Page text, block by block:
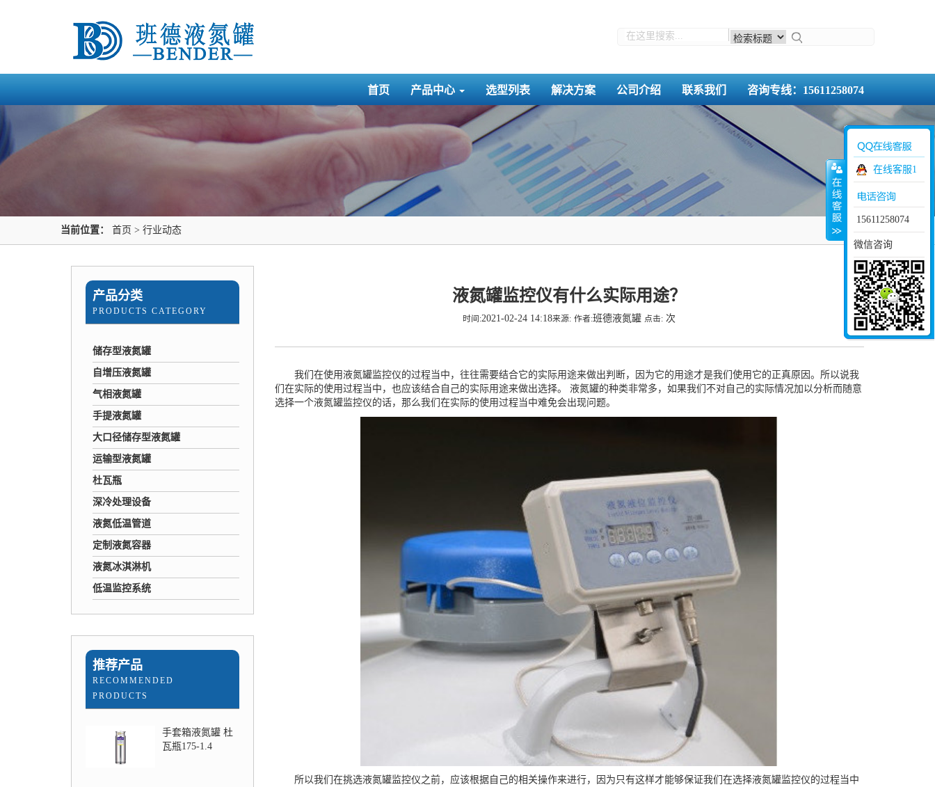
首页 产品中心 选型列表 解决方案 公司介绍 联系我们 咨询专线：15611258074
当前位置： 首页 > 行业动态
产品分类
PRODUCTS CATEGORY
储存型液氮罐
自增压液氮罐
气相液氮罐
手提液氮罐
大口径储存型液氮罐
运输型液氮罐
杜瓦瓶
深冷处理设备
液氮低温管道
定制液氮容器
液氮冰淇淋机
低温监控系统
推荐产品
RECOMMENDED
PRODUCTS
手套箱液氮罐 杜
瓦瓶175-1.4
液氮罐监控仪有什么实际用途？
时间:2021-02-24 14:18来源: 作者:班德液氮罐 点击: 次
我们在使用液氮罐监控仪的过程当中，往往需要结合它的实际用途来做出判断，因为它的用途才是我们使用它的正真原因。所以说我
们在实际的使用过程当中，也应该结合自己的实际用途来做出选择。 液氮罐的种类非常多，如果我们不对自己的实际情况加以分析而随意
选择一个液氮罐监控仪的话，那么我们在实际的使用过程当中难免会出现问题。
所以我们在挑选液氮罐监控仪之前，应该根据自己的相关操作来进行，因为只有这样才能够保证我们在选择液氮罐监控仪的过程当中
在线客服1
15611258074
微信咨询